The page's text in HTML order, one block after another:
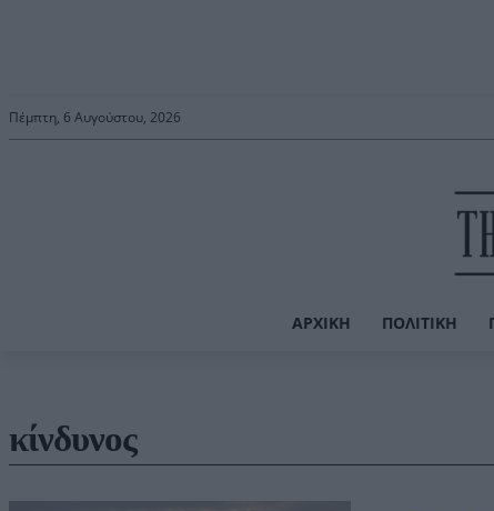
Πέμπτη, 6 Αυγούστου, 2026
ΑΡΧΙΚΉ ΠΟΛΙΤΙΚΉ
κίνδυνος